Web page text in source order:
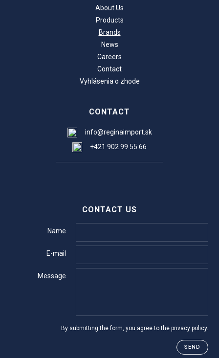
About Us
Products
Brands
News
Careers
Contact
Vyhlásenia o zhode
CONTACT
info@reginaimport.sk
+421 902 99 55 66
CONTACT US
Name
E-mail
Message
By submitting the form, you agree to the privacy policy.
SEND